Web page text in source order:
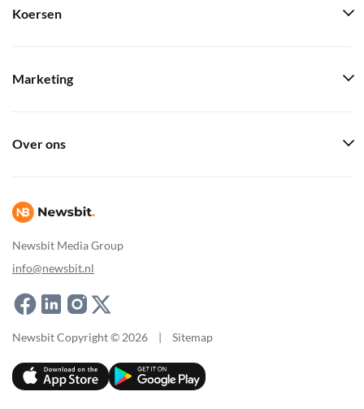
Newsbit Media Group
info@newsbit.nl
Koersen
Marketing
Over ons
Newsbit Copyright © 2026 | Sitemap